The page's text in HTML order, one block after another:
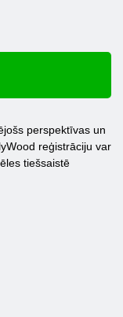
perspektīvas un
reģistrāciju var
tiešsaistē